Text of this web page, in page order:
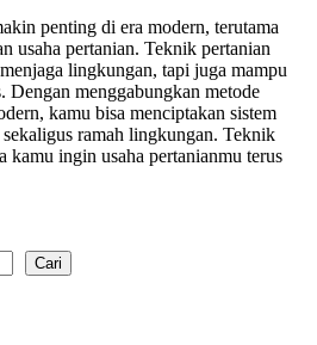
penting di era modern, terutama
usaha pertanian. Teknik pertanian
lingkungan, tapi juga mampu
menggabungkan metode
kamu bisa menciptakan sistem
ramah lingkungan. Teknik
kamu ingin usaha pertanianmu terus
Cari